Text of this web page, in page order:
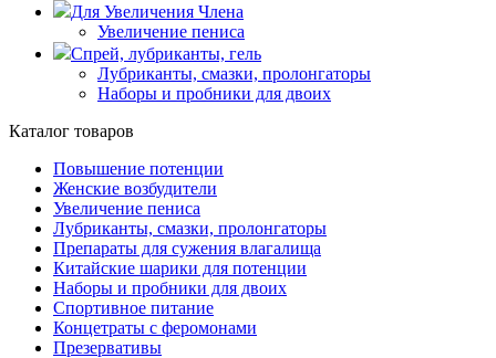
Для Увеличения Члена
Увеличение пениса
Спрей, лубриканты, гель
Лубриканты, смазки, пролонгаторы
Наборы и пробники для двоих
Каталог товаров
Повышение потенции
Женские возбудители
Увеличение пениса
Лубриканты, смазки, пролонгаторы
Препараты для сужения влагалища
Китайские шарики для потенции
Наборы и пробники для двоих
Спортивное питание
Концетраты с феромонами
Презервативы